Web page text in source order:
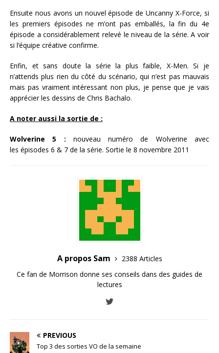
Ensuite nous avons un nouvel épisode de Uncanny X-Force, si
les premiers épisodes ne m’ont pas emballés, la fin du 4e
épisode a considérablement relevé le niveau de la série. A voir
si l’équipe créative confirme.
Enfin, et sans doute la série la plus faible, X-Men. Si je
n’attends plus rien du côté du scénario, qui n’est pas mauvais
mais pas vraiment intéressant non plus, je pense que je vais
apprécier les dessins de Chris Bachalo.
A noter aussi la sortie de :
Wolverine 5 : nouveau numéro de Wolverine avec
les épisodes 6 & 7 de la série. Sortie le 8 novembre 2011
A propos Sam
2388 Articles
Ce fan de Morrison donne ses conseils dans des guides de
lectures
PREVIOUS
Top 3 des sorties VO de la semaine